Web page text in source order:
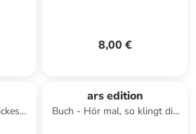
8,00 €
ars edition
Buch - Hör mal, so klingt die